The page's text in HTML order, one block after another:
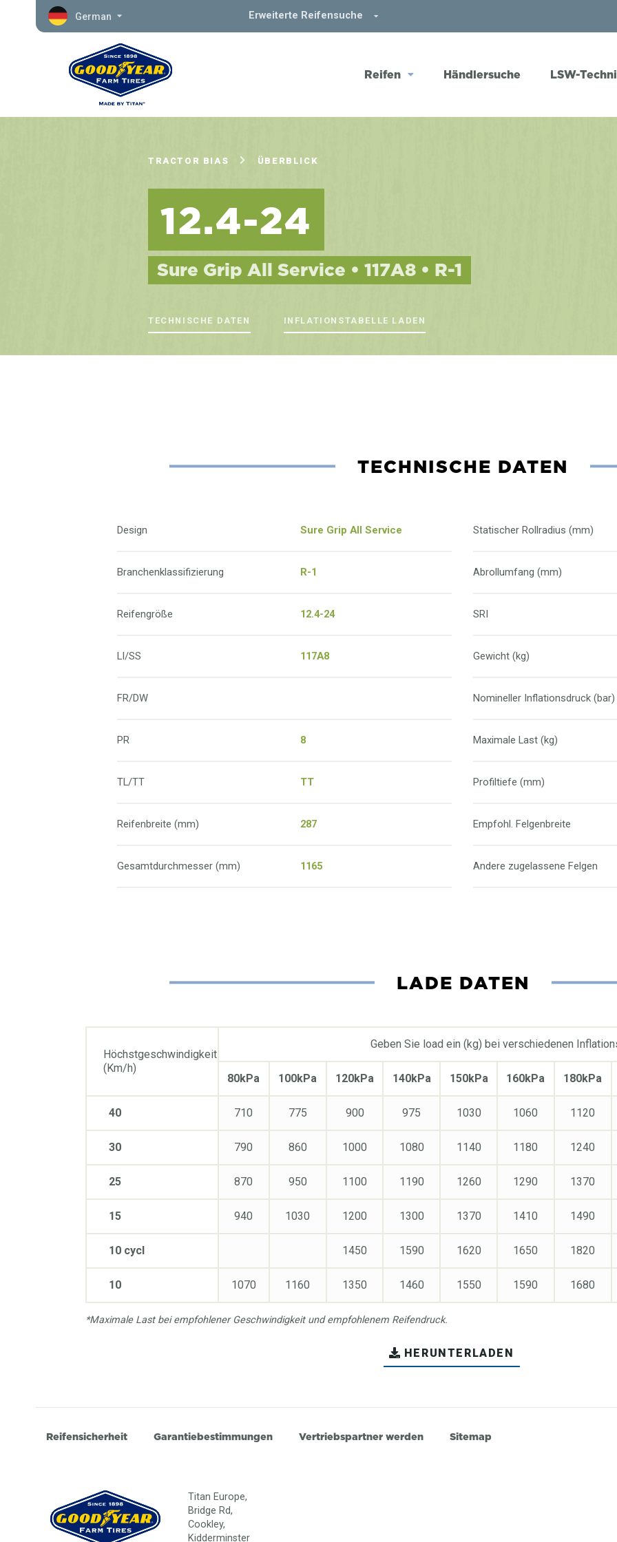
German Erweiterte Reifensuche
Reifen Händlersuche LSW-
TRACTOR BIAS ÜBERBLICK
12.4-24
Sure Grip All Service • 117A8 • R-1
TECHNISCHE DATEN INFLATIONSTABELLE LADEN
TECHNISCHE DATEN
Design Sure Grip All Service
Branchenklassifizierung R-1
Reifengröße 12.4-24
LI/SS 117A8
FR/DW
PR 8
TL/TT TT
Reifenbreite (mm) 287
Gesamtdurchmesser (mm) 1165
Statischer Rollradius (mm)
Abrollumfang (mm)
SRI
Gewicht (kg)
Nomineller Inflationsdruck (bar)
Maximale Last (kg)
Profiltiefe (mm)
Empfohl. Felgenbreite
Andere zugelassene Felgen
LADE DATEN
Höchstgeschwindigkeit
(Km/h)
40
30
25
15
10 cycl
10
Geben Sie load ein (kg) bei verschiedenen
80kPa
710
790
870
940
1070
100kPa
775
860
950
1030
1160
120kPa
900
1000
1100
1200
1450
1350
140kPa
975
1080
1190
1300
1590
1460
150kPa
1030
1140
1260
1370
1620
1550
160kPa
1060
1180
1290
1410
1650
1590
180kPa
1120
1240
1370
1490
1820
1680
*Maximale Last bei empfohlener Geschwindigkeit und empfohlenem Reifendruck.
HERUNTERLADEN
Reifensicherheit Garantiebestimmungen Vertriebspartner werden Sitemap
Titan Europe,
Bridge Rd,
Cookley,
Kidderminster